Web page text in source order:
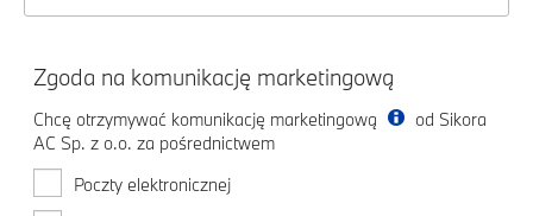
Zgoda na komunikację marketingową
Chcę otrzymywać komunikację marketingową
od Sikora
AC Sp. z o.o. za pośrednictwem
Poczty elektronicznej